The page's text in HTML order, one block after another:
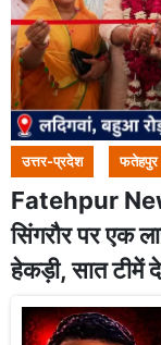
उत्तर-प्रदेश फतेहपुर
Fatehpur
सिंगरौर पर एक
हेकड़ी, सात टीमें